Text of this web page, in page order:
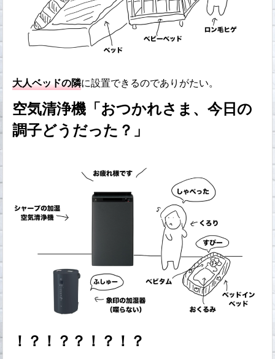
大人ベッドの隣に設置できるのでありがたい。
空気清浄機「おつかれさま、今日の
調子どうだった？」
！？！？？！？！？